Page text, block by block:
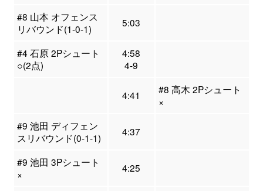
#8 山本 オフェンス
リバウンド(1-0-1)
5:03
#4 石原 2Pシュート
○(2点)
4:58
4-9
4:41
#8 高木 2Pシュート
×
#9 池田 ディフェン
スリバウンド(0-1-1)
4:37
#9 池田 3Pシュート
×
4:25